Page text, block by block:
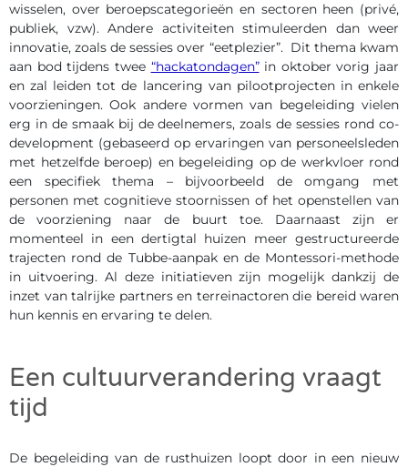
wisselen, over beroepscategorieën en sectoren heen (privé,
publiek, vzw). Andere activiteiten stimuleerden dan weer
innovatie, zoals de sessies over “eetplezier”. Dit thema kwam
aan bod tijdens twee “hackatondagen”in oktober vorig jaar
en zal leiden tot de lancering van pilootprojecten in enkele
voorzieningen. Ook andere vormen van begeleiding vielen
erg in de smaak bij de deelnemers, zoals de sessies rond co-
development (gebaseerd op ervaringen van personeelsleden
met hetzelfde beroep) en begeleiding op de werkvloer rond
een specifiek thema – bijvoorbeeld de omgang met
personen met cognitieve stoornissen of het openstellen van
de voorziening naar de buurt toe. Daarnaast zijn er
momenteel in een dertigtal huizen meer gestructureerde
trajecten rond de Tubbe-aanpak en de Montessori-methode
in uitvoering. Al deze initiatieven zijn mogelijk dankzij de
inzet van talrijke partners en terreinactoren die bereid waren
hun kennis en ervaring te delen.
Een cultuurverandering vraagt
tijd
De begeleiding van de rusthuizen loopt door in een nieuw